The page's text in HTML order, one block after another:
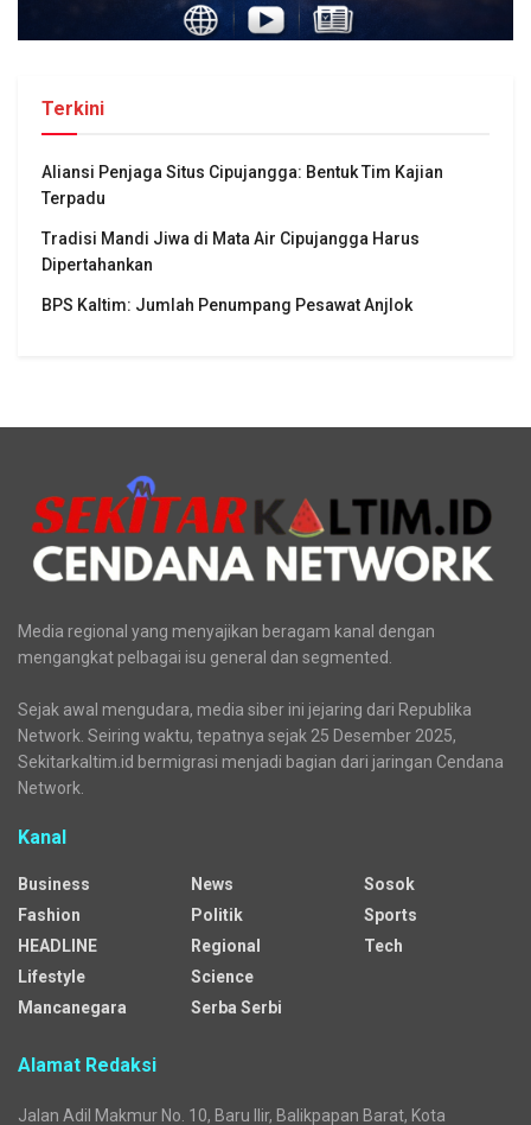
Terkini
Aliansi Penjaga Situs Cipujangga: Bentuk Tim Kajian
Terpadu
Tradisi Mandi Jiwa di Mata Air Cipujangga Harus
Dipertahankan
BPS Kaltim: Jumlah Penumpang Pesawat Anjlok
Media regional yang menyajikan beragam kanal dengan
mengangkat pelbagai isu general dan segmented.
Sejak awal mengudara, media siber ini jejaring dari Republika
Network. Seiring waktu, tepatnya sejak 25 Desember 2025,
Sekitarkaltim.id bermigrasi menjadi bagian dari jaringan Cendana
Network.
Kanal
Business
Fashion
HEADLINE
Lifestyle
Mancanegara
News
Politik
Regional
Science
Serba Serbi
Sosok
Sports
Tech
Alamat Redaksi
Jalan Adil Makmur No. 10, Baru Ilir, Balikpapan Barat, Kota